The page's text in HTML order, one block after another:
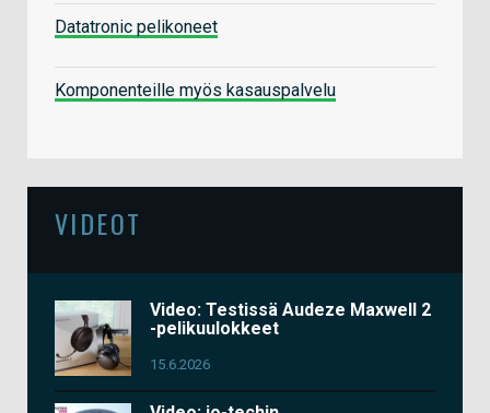
Datatronic pelikoneet
Komponenteille myös kasauspalvelu
VIDEOT
Video: Testissä Audeze Maxwell 2
-pelikuulokkeet
15.6.2026